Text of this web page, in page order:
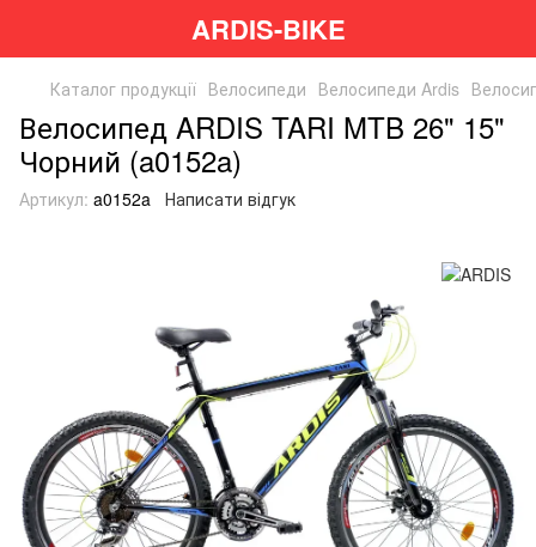
ARDIS-BIKE
Каталог продукції Велосипеди Велосипеди Ardis
Велосипед ARDIS TARI MTB 26" 15"
Чорний (a0152a)
Артикул: a0152a Написати відгук